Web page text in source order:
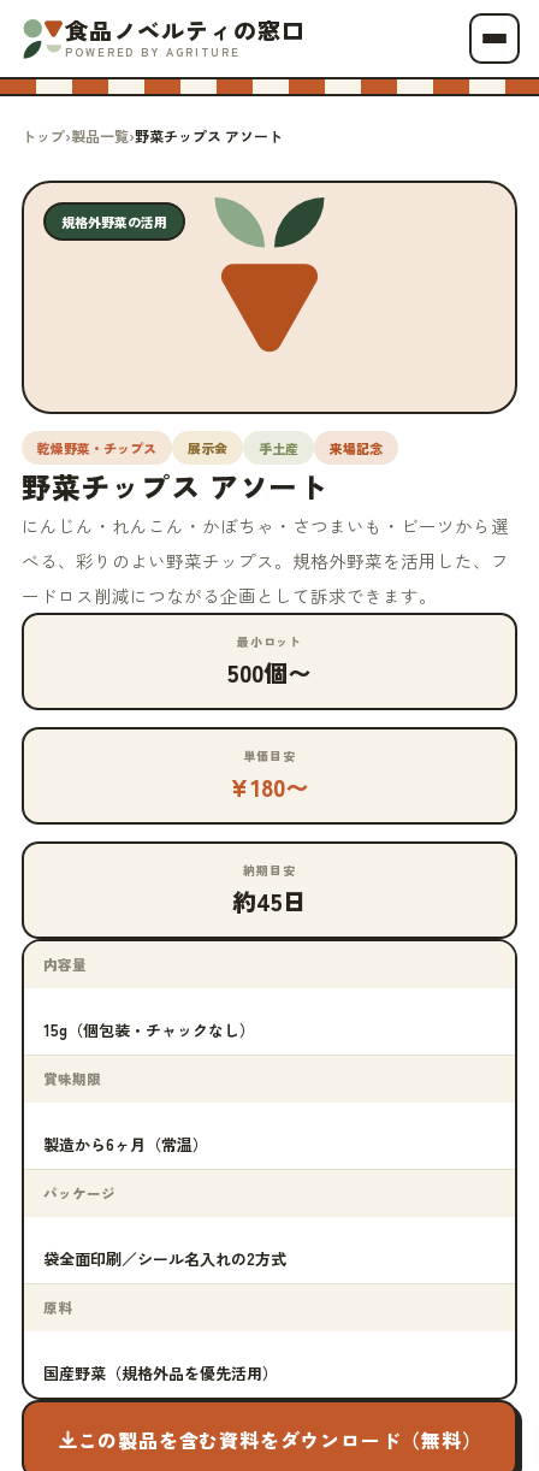
食品ノベルティの窓口
POWERED BY AGRITURE
トップ›製品一覧›野菜チップス アソート
規格外野菜の活用
乾燥野菜・チップス 展示会 手土産 来場記念
野菜チップス アソート
にんじん・れんこん・かぼちゃ・さつまいも・ビーツから選
べる、彩りのよい野菜チップス。規格外野菜を活用した、フ
ードロス削減につながる企画として訴求できます。
最小ロット
500個〜
単価目安
¥180〜
納期目安
約45日
内容量
15g（個包装・チャックなし）
賞味期限
製造から6ヶ月（常温）
パッケージ
袋全面印刷／シール名入れの2方式
原料
国産野菜（規格外品を優先活用）
この製品を含む資料をダウンロード（無料）